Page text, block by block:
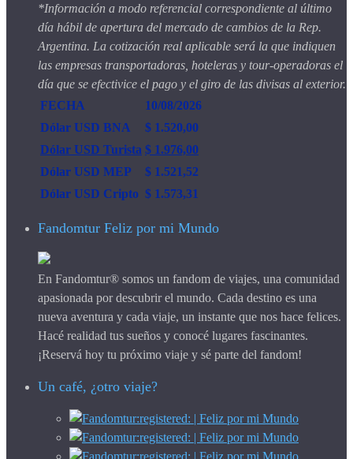
*Información a modo referencial correspondiente al último
día hábil de apertura del mercado de cambios de la Rep.
Argentina. La cotización real aplicable será la que indiquen
las empresas transportadoras, hoteleras y tour-operadoras el
día que se efectivice el pago y el giro de las divisas al exterior.
FECHA
10/08/2026
Dólar USD BNA
$ 1.520,00
Dólar USD Turista $ 1.976,00
Dólar USD MEP
$ 1.521,52
Dólar USD Cripto $ 1.573,31
Fandomtur Feliz por mi Mundo
En Fandomtur® somos un fandom de viajes, una comunidad
apasionada por descubrir el mundo. Cada destino es una
nueva aventura y cada viaje, un instante que nos hace felices.
Hacé realidad tus sueños y conocé lugares fascinantes.
¡Reservá hoy tu próximo viaje y sé parte del fandom!
Un café, ¿otro viaje?